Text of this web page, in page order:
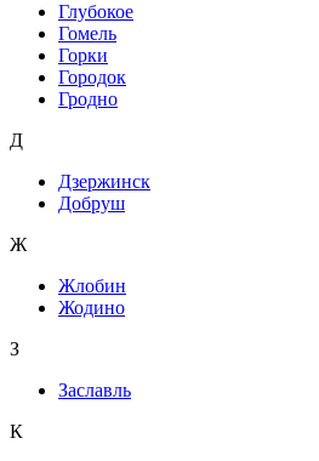
Глубокое
Гомель
Горки
Городок
Гродно
Д
Дзержинск
Добруш
Ж
Жлобин
Жодино
З
Заславль
К